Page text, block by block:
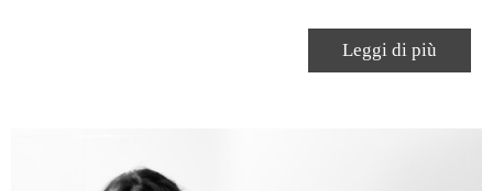
Leggi di più